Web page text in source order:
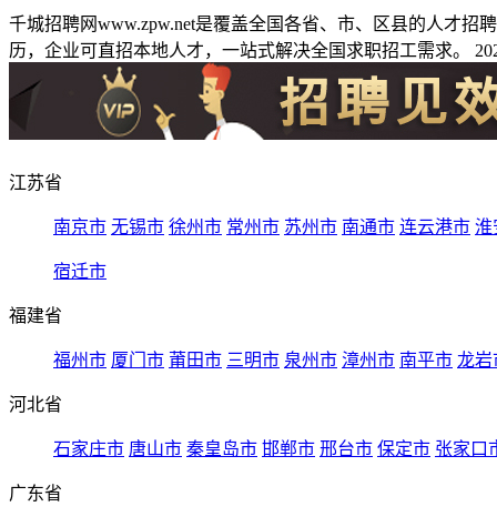
千城招聘网www.zpw.net是覆盖全国各省、市、区县的人才
历，企业可直招本地人才，一站式解决全国求职招工需求。
江苏省
南京市 无锡市 徐州市 常州市 苏州市 南通市 连云港市 淮
宿迁市
福建省
福州市 厦门市 莆田市 三明市 泉州市 漳州市 南平市 龙岩
河北省
石家庄市 唐山市 秦皇岛市 邯郸市 邢台市 保定市 张家口
广东省